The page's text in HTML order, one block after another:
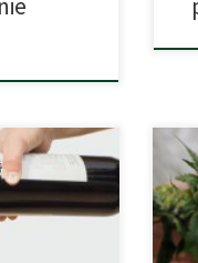
J.,
glass size
Ze